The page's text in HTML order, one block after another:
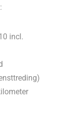
incl.